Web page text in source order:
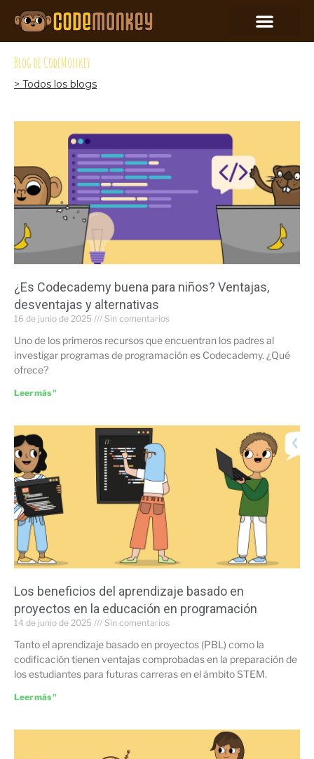
Blog de CodeMonkey
> Todos los blogs
¿Es Codecademy buena para niños? Ventajas,
desventajas y alternativas
16 de junio de 2025 Sin comentarios
Uno de los primeros recursos que encuentran los padres al
investigar programas de programación es Codecademy. ¿Qué
ofrece?
Leer más "
Los beneficios del aprendizaje basado en
proyectos en la educación en programación
14 de junio de 2025 Sin comentarios
Tanto el aprendizaje basado en proyectos (PBL) como la
codificación tienen ventajas comprobadas en la preparación de
los estudiantes para futuras carreras en el ámbito STEM.
Leer más "